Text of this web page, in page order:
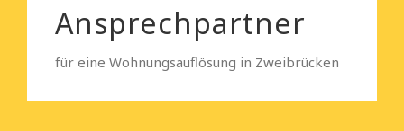
Ansprechpartner
für eine Wohnungsauflösung in Zweibrücken